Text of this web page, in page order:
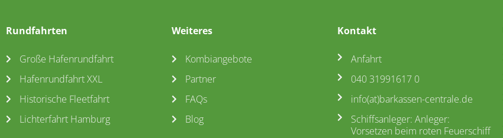
Rundfahrten
Große Hafenrundfahrt
Hafenrundfahrt XXL
Historische Fleetfahrt
Lichterfahrt Hamburg
Weiteres
Kombiangebote
Partner
FAQs
Blog
Kontakt
Anfahrt
040 31991617 0
info(at)barkassen-centrale.de
Schiffsanleger: Anleger:
Vorsetzen beim roten Feuerschiff